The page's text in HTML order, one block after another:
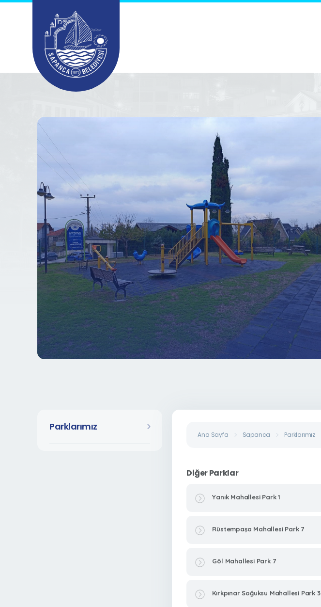
Parklarımız
Ana Sayfa Sapanca Parklarımız
Diğer Parklar
Yanık Mahallesi Park 1
Rüstempaşa Mahallesi Park 7
Göl Mahallesi Park 7
Kırkpınar Soğuksu Mahallesi Park 3